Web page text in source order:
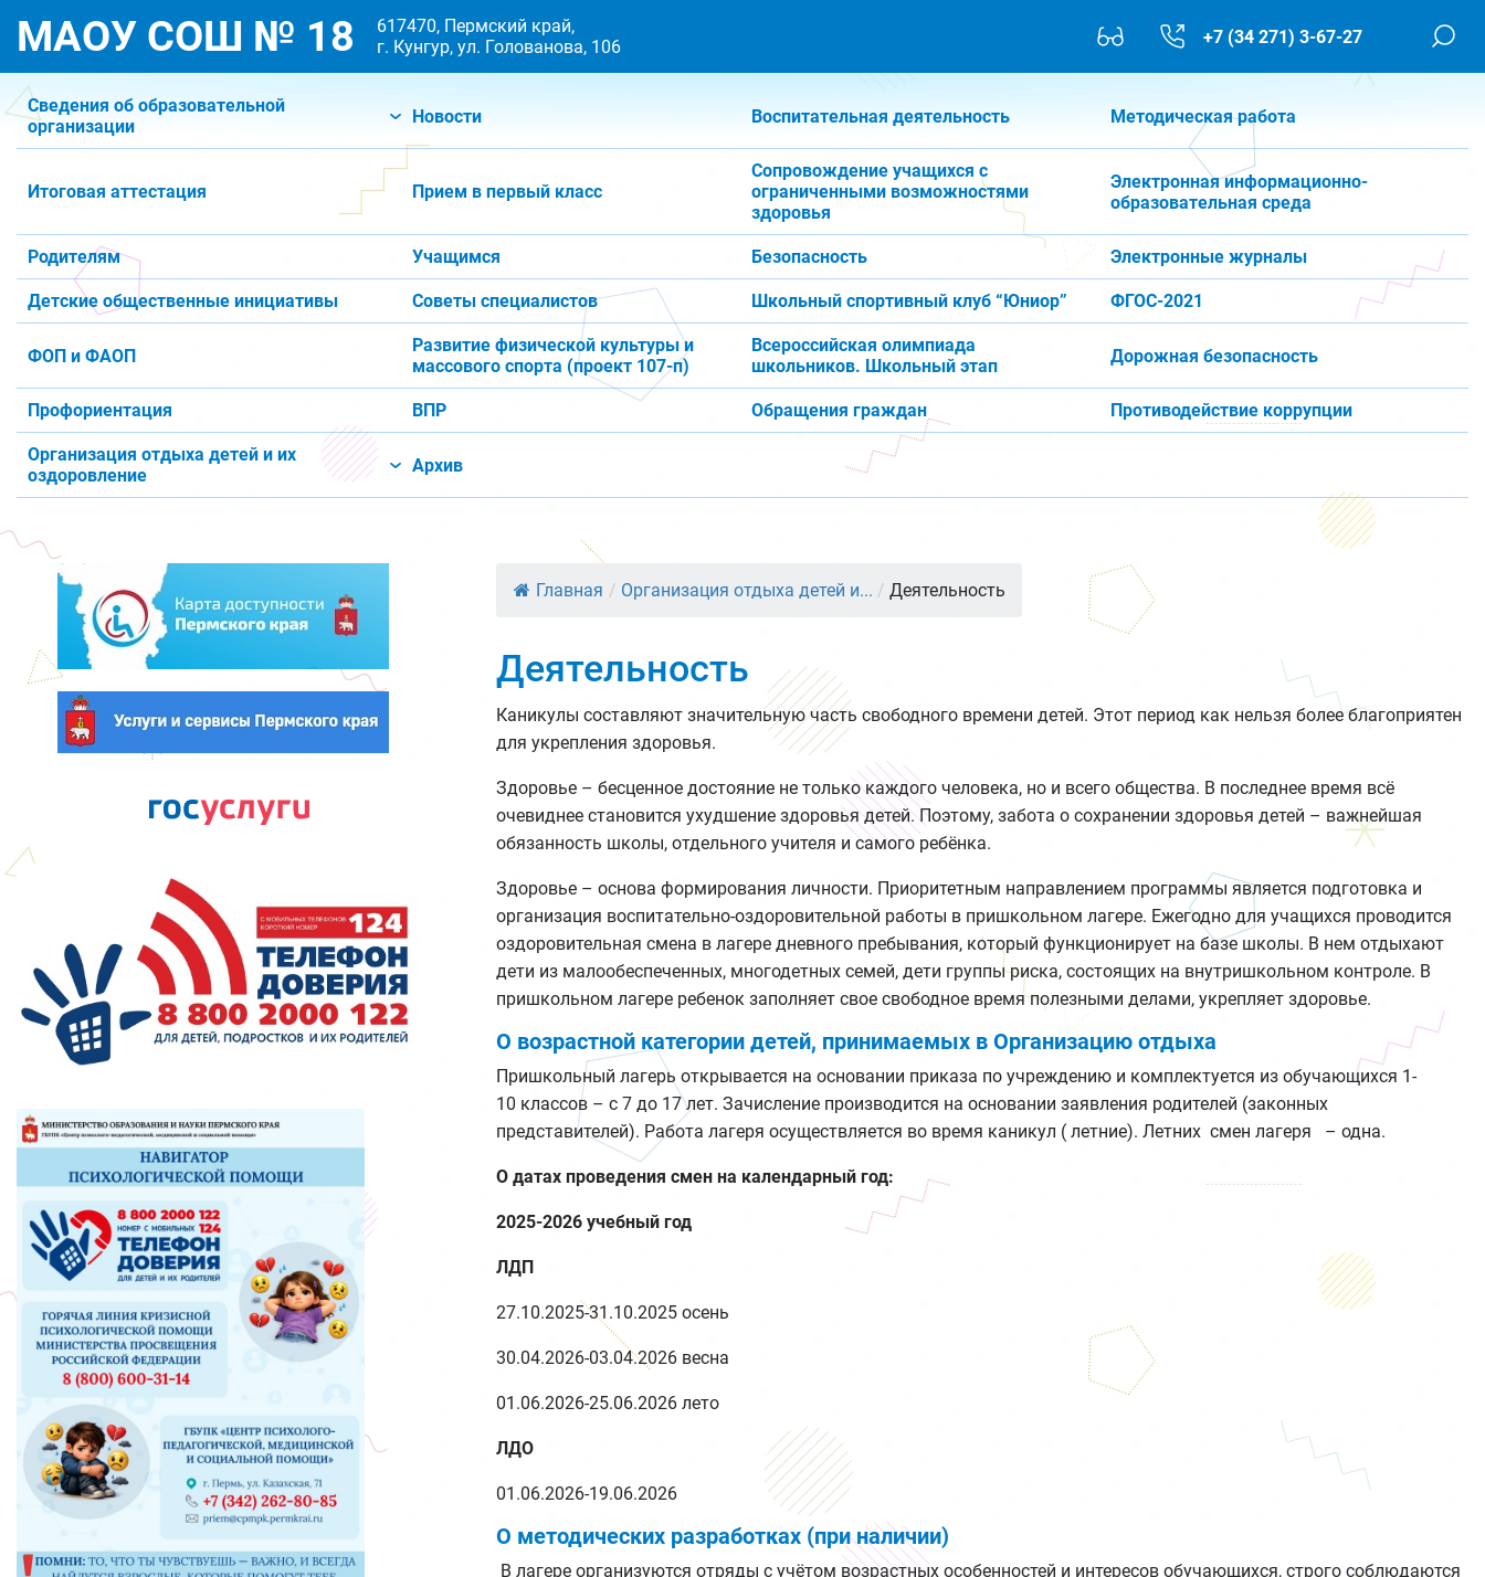
МАОУ СОШ № 18
617470, Пермский край,
г. Кунгур, ул. Голованова, 106
+7 (34 271) 3-67-27
Сведения об образовательной
организации
Новости Воспитательная деятельность Методическая работа
Итоговая аттестация Прием в первый класс
Сопровождение учащихся с
ограниченными возможностями
здоровья
Электронная информационно-
образовательная среда
Родителям Учащимся Безопасность Электронные журналы
Детские общественные инициативы Советы специалистов Школьный спортивный клуб “Юниор” ФГОС-2021
ФОП и ФАОП
Развитие физической культуры и
массового спорта (проект 107-п)
Всероссийская олимпиада
школьников. Школьный этап
Дорожная безопасность
Профориентация ВПР Обращения граждан Противодействие коррупции
Организация отдыха детей и их
оздоровление
Архив
Главная / Организация отдыха детей и... / Деятельность
Деятельность
Каникулы составляют значительную часть свободного времени детей. Этот период как нельзя более благоприятен
для укрепления здоровья.
Здоровье – бесценное достояние не только каждого человека, но и всего общества. В последнее время всё
очевиднее становится ухудшение здоровья детей. Поэтому, забота о сохранении здоровья детей – важнейшая
обязанность школы, отдельного учителя и самого ребёнка.
Здоровье – основа формирования личности. Приоритетным направлением программы является подготовка и
организация воспитательно-оздоровительной работы в пришкольном лагере. Ежегодно для учащихся проводится
оздоровительная смена в лагере дневного пребывания, который функционирует на базе школы. В нем отдыхают
дети из малообеспеченных, многодетных семей, дети группы риска, состоящих на внутришкольном контроле. В
пришкольном лагере ребенок заполняет свое свободное время полезными делами, укрепляет здоровье.
О возрастной категории детей, принимаемых в Организацию отдыха
Пришкольный лагерь открывается на основании приказа по учреждению и комплектуется из обучающихся 1-
10 классов – с 7 до 17 лет. Зачисление производится на основании заявления родителей (законных
представителей). Работа лагеря осуществляется во время каникул ( летние). Летних смен лагеря – одна.
О датах проведения смен на календарный год:
2025-2026 учебный год
ЛДП
27.10.2025-31.10.2025 осень
30.04.2026-03.04.2026 весна
01.06.2026-25.06.2026 лето
ЛДО
01.06.2026-19.06.2026
О методических разработках (при наличии)
В лагере организуются отряды с учётом возрастных особенностей и интересов обучающихся, строго соблюдаются